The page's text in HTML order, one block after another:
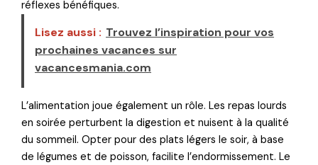
réflexes bénéfiques.
Lisez aussi : Trouvez l’inspiration pour vos
prochaines vacances sur
vacancesmania.com
L’alimentation joue également un rôle. Les repas lourds
en soirée perturbent la digestion et nuisent à la qualité
du sommeil. Opter pour des plats légers le soir, à base
de légumes et de poisson, facilite l’endormissement. Le